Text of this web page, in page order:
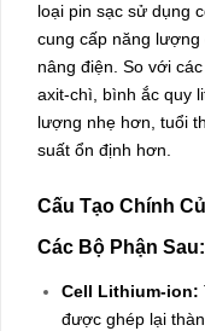
loại pin sạc sử dụng
cung cấp năng
nâng điện. So với
axit-chì, bình ắc quy
lượng nhẹ hơn, tuổi
suất ổn định hơn.
Cấu Tạo Chính
Các Bộ Phận Sau:
Cell Lithium-ion:
được ghép lại